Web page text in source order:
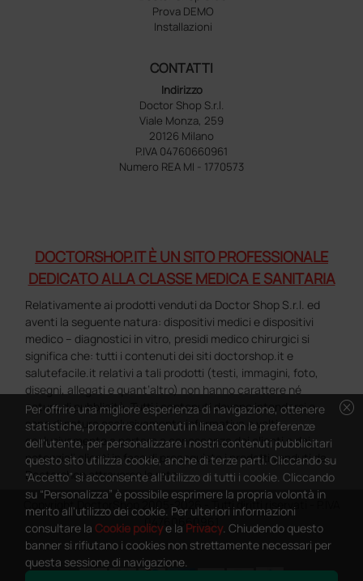
Prova DEMO
Installazioni
CONTATTI
Indirizzo
Doctor Shop S.r.l.
Viale Monza, 259
20126 Milano
P.IVA 04760660961
Numero REA MI - 1770573
DOCTORSHOP.IT È UN SITO PROFESSIONALE
DEDICATO ALLA CLASSE MEDICA E SANITARIA
Relativamente ai prodotti venduti da Doctor Shop S.r.l. ed
aventi la seguente natura: dispositivi medici e dispositivi
medico – diagnostici in vitro, presidi medico chirurgici si
significa che: tutti i contenuti dei siti doctorshop.it e
salutefacile.it relativi a tali prodotti (testi, immagini, foto,
disegni, allegati e quant’altro) non hanno carattere né
natura di pubblicità. Tutti i contenuti devono intendersi e
sono di natura esclusivamente informativa e volti
esclusivamente a portare a conoscenza dei clienti e dei
potenziali clienti in fase di preacquisto i prodotti venduti da
Doctorshop attraverso la rete.
Copyright DoctorShop 2005-2026 - Tutti diritti riservati - P.IVA
04760660961
cancel
Per offrire una migliore esperienza di navigazione, ottenere
statistiche, proporre contenuti in linea con le preferenze
dell'utente, per personalizzare i nostri contenuti pubblicitari
questo sito utilizza cookie, anche di terze parti. Cliccando su
“Accetto” si acconsente all'utilizzo di tutti i cookie. Cliccando
su “Personalizza” è possibile esprimere la propria volontà in
merito all'utilizzo dei cookie. Per ulteriori informazioni
consultare la Cookie policye la Privacy. Chiudendo questo
banner si rifiutano i cookies non strettamente necessari per
questa sessione di navigazione.